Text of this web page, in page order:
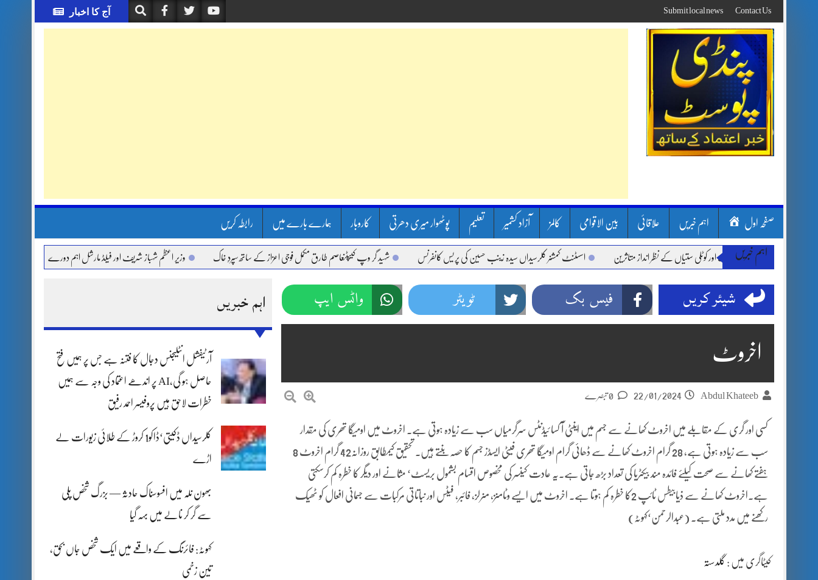
to
content
آج کا اخبار Contact Us
Submit local news
صفحہ اول اہم خبریں علاقائی بین الاقوامی کالمز آزاد کشمیر تعلیم پوٹھوار میری دھرتی کاروبار ہمارے بارے میں رابطہ کریں
اہم خبریں
بارشیں، لینڈ سلائیڈنگ اور کوٹلی ستیاں کے نظر انداز متاثرین اسسٹنٹ کمشنر کلرسیداں سیدہ زینب حسین کی پریس کانفرنس شہید گر وپ کیپٹنعاصم طارق مکمل فوجی اعزاز کے ساتھ سپردِ خاک وزیر اعظم شہباز شریف اور فیلڈ مارشل اہم دورے پر سعودی عرب روانہ
اہم خبریں
آرٹیفشل انٹلیجنس دجال کا فتنہ ہے جس پر ہمیں فتح
حاصل ہو گی،AI پر اندھے اعتماد کی وجہ سے ہمیں
خطرات لاحق ہیں پروفیسر احمد رفیق
کلرسیداں ڈکیتی‘ڈاکو1 کروڑ کے طلائی زیورات لے
اڑے
بھون نلہ میں افسوسناک حادثہ — بزرگ شخص پلی
سے گر کر نالے میں بہہ گیا
کہوٹہ: فائرنگ کے واقعے میں ایک شخص جاں بحق،
تین زخمی
شیئر کریں فیس بک ٹویٹر واٹس ایپ
اخروٹ
Abdul Khateeb
22/01/2024
کسی اور گری کے مقابلے میں اخروٹ کھانے سے جسم میں اینٹی آ کسا ئیڈنٹس سرگرمیاں سب سے زیادہ ہوتی ہے۔ اخروٹ میں اومیگا تھری کی مقدار
سب سے زیادہ ہوتی ہے، 28 گرام اخروٹ کھانے سے ڈھائی گرام اومیگا تھری فیٹی ایسڈز جسم کا حصہ بنتے ہیں۔ تحقیق کیمطابق روزانہ42 گرام اخروٹ 8
ہفتے کھانے سے صحت کیلئے فائدہ مند بیکٹریا کی تعداد بڑھ جاتی ہے۔یہ عادت کینسر کی مخصوص اقسام بشمول بریسٹ‘ مثانے اور دیگر کا خطرہ کم کرسکتی
ہے۔اخروٹ کھانے سے ذیابیطس ٹائپ 2کا خطرہ کم ہوتا ہے۔ اخروٹ میں ایسے وٹامنز، منرلز، فائبر، فیٹس اور نباتاتی مرکبات سے جسمانی افعال کو ٹھیک
رکھنے میں مدد ملتی ہے۔ (عبدالرحمن‘کہوٹہ)
کیٹاگری میں : گلدستہ